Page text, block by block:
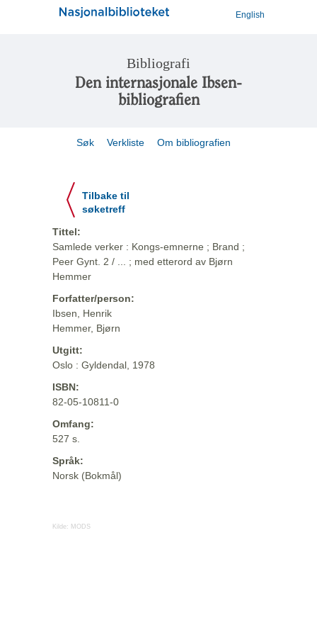
English
Bibliografi
Den internasjonale Ibsen-
bibliografien
Søk Verkliste Om bibliografien
Tilbake til
søketreff
Tittel:
Samlede verker : Kongs-emnerne ; Brand ;
Peer Gynt. 2 / ... ; med etterord av Bjørn
Hemmer
Forfatter/person:
Ibsen, Henrik
Hemmer, Bjørn
Utgitt:
Oslo : Gyldendal, 1978
ISBN:
82-05-10811-0
Omfang:
527 s.
Språk:
Norsk (Bokmål)
Kilde: MODS